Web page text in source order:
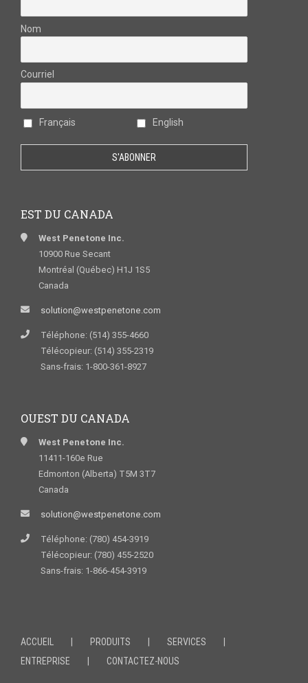
Nom
Courriel
Français English
EST DU CANADA
West Penetone Inc.
10900 Rue Secant
Montréal (Québec) H1J 1S5
Canada
solution@westpenetone.com
Téléphone: (514) 355-4660
Télécopieur: (514) 355-2319
Sans-frais: 1-800-361-8927
OUEST DU CANADA
West Penetone Inc.
11411-160e Rue
Edmonton (Alberta) T5M 3T7
Canada
solution@westpenetone.com
Téléphone: (780) 454-3919
Télécopieur: (780) 455-2520
Sans-frais: 1-866-454-3919
ACCUEIL PRODUITS
SERVICES
ENTREPRISE
CONTACTEZ-NOUS